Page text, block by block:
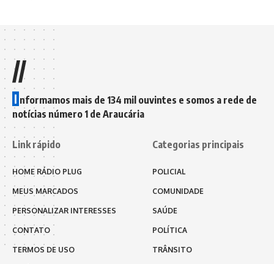
//
I nformamos mais de 134 mil ouvintes e somos a rede de
notícias número 1 de Araucária
Link rápido
HOME RÁDIO PLUG
MEUS MARCADOS
PERSONALIZAR INTERESSES
CONTATO
TERMOS DE USO
Categorias principais
POLICIAL
COMUNIDADE
SAÚDE
POLÍTICA
TRÂNSITO